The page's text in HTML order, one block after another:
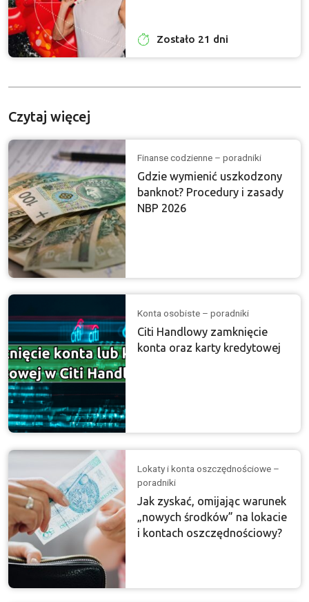
Zostało 21 dni
Czytaj więcej
Finanse codzienne – poradniki
Gdzie wymienić uszkodzony
banknot? Procedury i zasady
NBP 2026
Konta osobiste – poradniki
Citi Handlowy zamknięcie
konta oraz karty kredytowej
Lokaty i konta oszczędnościowe –
poradniki
Jak zyskać, omijając warunek
„nowych środków” na lokacie
i kontach oszczędnościowy?